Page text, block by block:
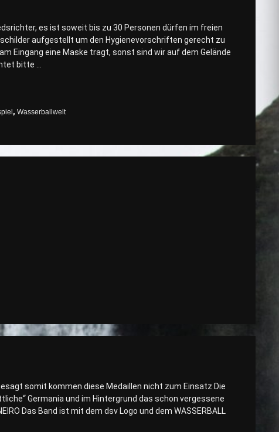
es ist soweit bis zu 30 Personen dürfen im freien
aufgestellt um den Hygienevorschriften gerecht zu
Eingang eine Maske tragt, sonst sind wir auf dem Gelände
bitte …
, Wasserballwelt
somit kommen diese Medaillen nicht zum Einsatz Die
Germania und im Hintergrund das schon vergessene
Das Band ist mit dem dsv Logo und dem WASSERBALL